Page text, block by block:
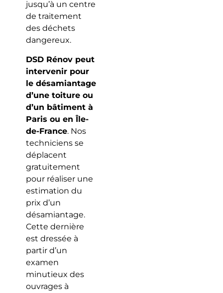
jusqu’à un centre
de traitement
des déchets
dangereux.
DSD Rénov peut
intervenir pour
le désamiantage
d’une toiture ou
d’un bâtiment à
Paris ou en Île-
de-France. Nos
techniciens se
déplacent
gratuitement
pour réaliser une
estimation du
prix d’un
désamiantage.
Cette dernière
est dressée à
partir d’un
examen
minutieux des
ouvrages à